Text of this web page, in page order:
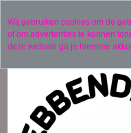
gepersonaliseerde
06 11441834
Wij gebruiken cookies om de
of om advertenties te kunnen
deze website ga je hiermee